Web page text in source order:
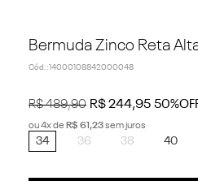
Bermuda Zinco Reta
Cód. :14000108842000048
R$ 489,90 R$244,95 50%
ou4x de R$ 61 ,23sem juros
34 36 38 40